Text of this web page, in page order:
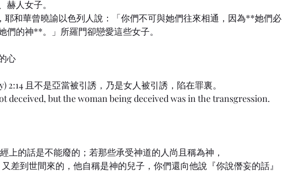
赫人女子。
耶和華曾曉諭以色列人說：「你們不可與她們往來相通，因為**她們必
們的神**。」所羅門卻戀愛這些女子。
心
2:14 且不是亞當被引誘，乃是女人被引誘，陷在罪裏。
deceived, but the woman being deceived was in the transgression.
上的話是不能廢的；若那些承受神道的人尚且稱為神，
差到世間來的，他自稱是神的兒子，你們還向他說『你說僭妄的話』